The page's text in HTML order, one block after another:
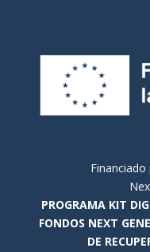
PROGRAMA KIT
FONDOS NEXT
DE